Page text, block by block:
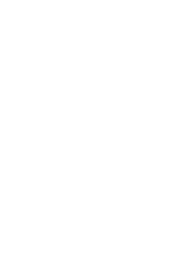
2F (FKL)
мм. Артикул UCF206
фланец на вал 30